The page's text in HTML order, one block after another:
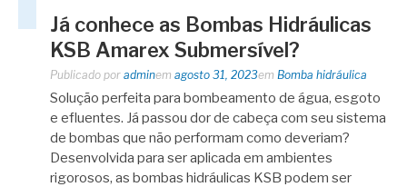
Já conhece as Bombas Hidráulicas
KSB Amarex Submersível?
Publicado por adminem agosto 31, 2023em Bomba hidráulica
Solução perfeita para bombeamento de água, esgoto
e efluentes. Já passou dor de cabeça com seu sistema
de bombas que não performam como deveriam?
Desenvolvida para ser aplicada em ambientes
rigorosos, as bombas hidráulicas KSB podem ser